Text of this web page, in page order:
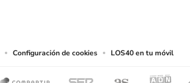
Configuración de cookies LOS40 en tu móvil